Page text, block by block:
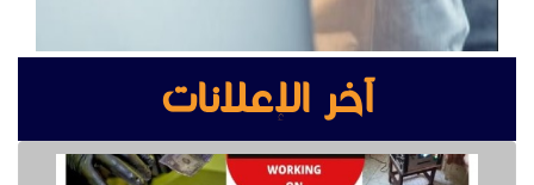
buy ssd solution